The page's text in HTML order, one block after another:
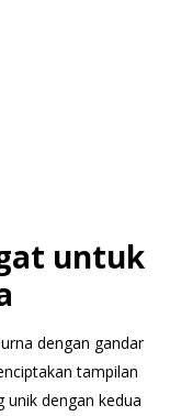
untuk
dengan gandar
tampilan
unik dengan kedua